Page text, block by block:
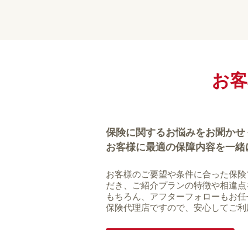
お
保険に関するお悩みをお聞かせ
お客様に最適の保障内容を一緒
お客様のご要望や条件に合った保
だき、ご紹介プランの特徴や相違
もちろん、アフターフォローもお
保険代理店ですので、安心してご利